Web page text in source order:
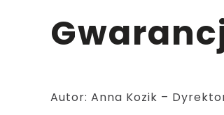
Autor: Anna Kozik –